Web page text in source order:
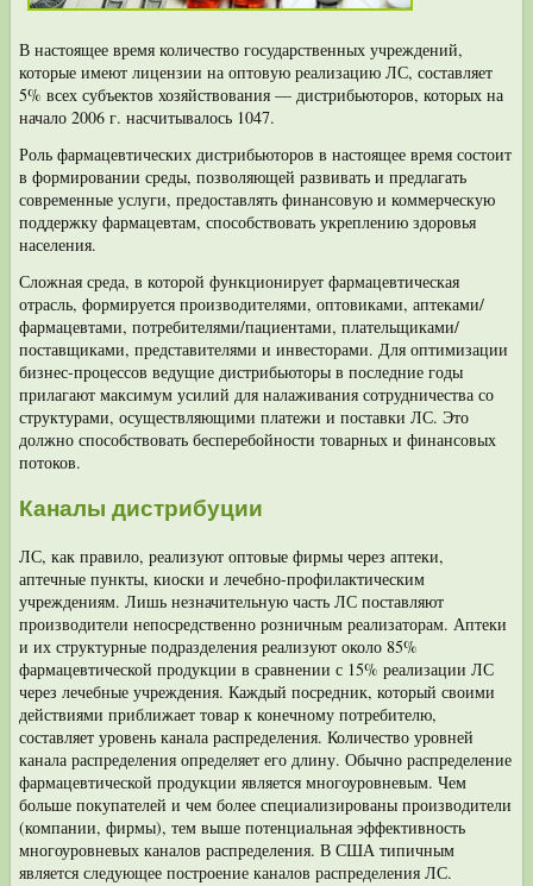
В настоящее время количество государственных учреждений,
которые име­ют лицензии на оптовую реализацию ЛС, составляет
5% всех субъектов хозяй­ствования — дистрибьюторов, которых на
начало 2006 г. насчитывалось 1047.
Роль фармацевтических дистрибьюторов в настоящее время состоит
в фор­мировании среды, позволяющей развивать и предлагать
современные услуги, предоставлять финансовую и коммерческую
поддержку фармацевтам, способ­ствовать укреплению здоровья
населения.
Сложная среда, в которой функционирует фармацевтическая
отрасль, фор­мируется производителями, оптовиками, аптеками/
фармацевтами, потребите­лями/пациентами, плательщиками/
поставщиками, представителями и инвесто­рами. Для оптимизации
бизнес-процессов ведущие дистрибьюторы в последние годы
прилагают максимум усилий для налаживания сотрудничества со
структу­рами, осуществляющими платежи и поставки ЛС. Это
должно способствовать бесперебойности товарных и финансовых
потоков.
Каналы дистрибуции
ЛС, как правило, реализуют оптовые фирмы через аптеки,
аптечные пункты, киоски и лечебно-профилактическим
учреждениям. Лишь незначительную часть ЛС поставляют
производители непосредственно розничным реализаторам. Ап­теки
и их структурные подразделения реализуют около 85%
фармацевтической продукции в сравнении с 15% реализации ЛС
через лечебные учреждения. Каждый посредник, который своими
действиями приближает товар к ко­нечному потребителю,
составляет уровень канала распределения. Количество уровней
канала распределения определяет его длину. Обычно распределение
фармацевтической продукции является многоуров­невым. Чем
больше покупателей и чем более специализированы производители
(компании, фирмы), тем выше потенциальная эффективность
многоуровневых каналов распределения. В США типичным
является следующее построение ка­налов распределения ЛС.